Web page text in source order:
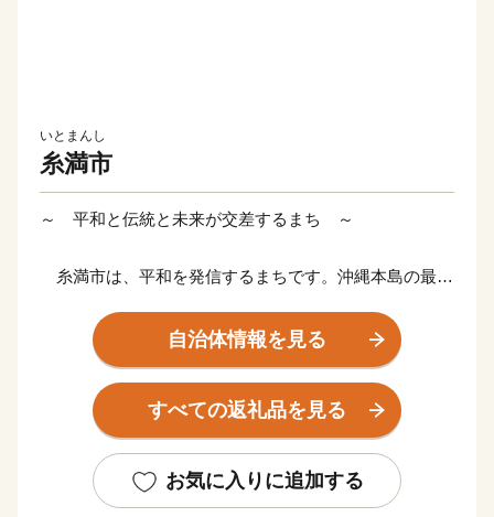
いとまんし
糸満市
～ 平和と伝統と未来が交差するまち ～
糸満市は、平和を発信するまちです。沖縄本島の最南
の塔や平和祈念公園をはじめ、各都道府県の慰霊碑が多
数存在するなど平和の尊さと戦争の悲惨さを発信するま
ちで、修学旅行など平和学習の場となっています。
レーや糸満大綱引をはじめ、ウシデーク、棒術、エイサ
ーなどの伝統行事が各字に息づき、また全国でも珍しい
自治体情報を見る
すべての返礼品を見る
お気に入りに追加する